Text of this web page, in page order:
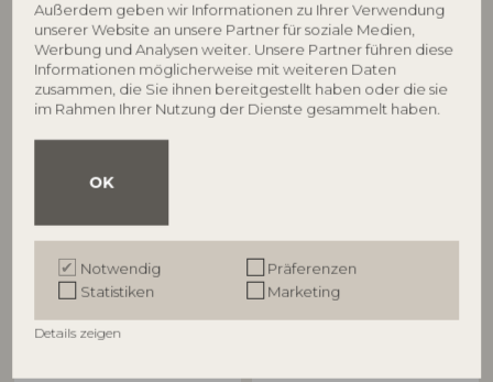
Außerdem geben wir Informationen zu Ihrer Verwendung
unserer Website an unsere Partner für soziale Medien,
Werbung und Analysen weiter. Unsere Partner führen diese
Informationen möglicherweise mit weiteren Daten
zusammen, die Sie ihnen bereitgestellt haben oder die sie
im Rahmen Ihrer Nutzung der Dienste gesammelt haben.
OK
Notwendig
Präferenzen
Statistiken
Marketing
Details zeigen
BLOOMINGVILLE
Nini Schale, Blau, Steingut
82072824
BLOOMINGVILLE
Nini Schale, Blau, Steingut
82072820
Andere Kunden kauften auch